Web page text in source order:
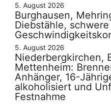
5. August 2026
Burghausen,
Diebstähle,
5. August 2026
Niederbergkirchen,
Mettenheim:
Anhänger, 16-
alkoholisiert und
Festnahme